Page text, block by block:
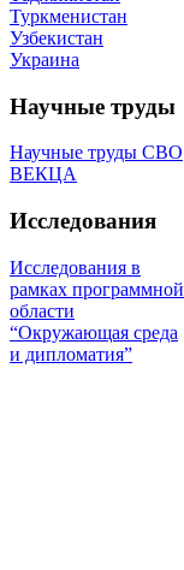
Туркменистан
Узбекистан
Украина
Научные труды
Научные труды СВО
ВЕКЦА
Исследования
Исследования в
рамках программной
области
“Окружающая среда
и дипломатия”